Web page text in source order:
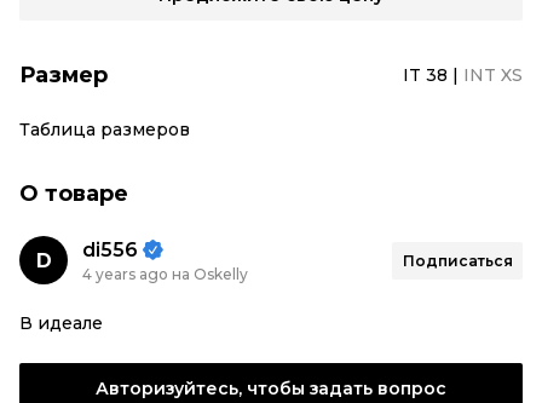
Размер IT 38 | INT XS
Таблица размеров
О товаре
D di556
4 years ago на Oskelly
Подписаться
В идеале
Авторизуйтесь, чтобы задать вопрос